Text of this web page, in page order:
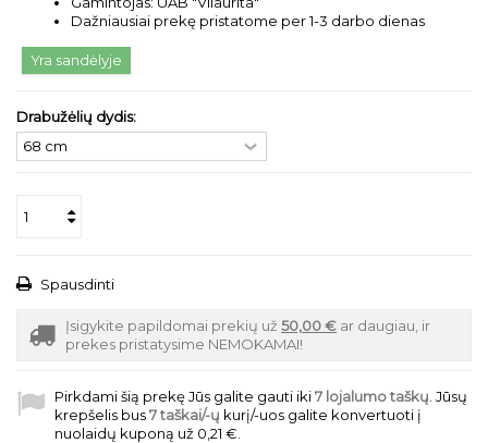
Dažniausiai prekę pristatome per 1-3 darbo dienas
Yra sandėlyje
Drabužėlių dydis:
Spausdinti
Įsigykite papildomai prekių už 50,00 € ar daugiau, ir
prekes pristatysime NEMOKAMAI!
Pirkdami šią prekę Jūs galite gauti iki7 lojalumo taškų . Jūsų
krepšelis bus7taškai/-ų kurį/-uos galite konvertuoti į
nuolaidų kuponą už 0,21 €